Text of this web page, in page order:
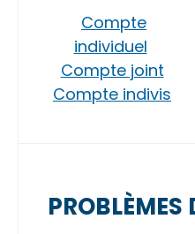
Compte
individuel
Compte joint
Compte indivis
PROBLÈMES